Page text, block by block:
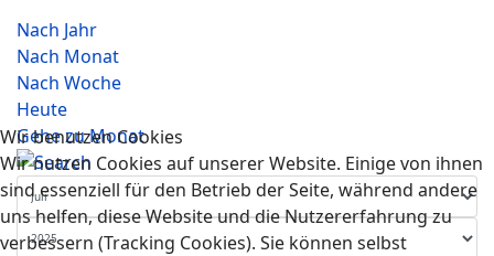
Nach Jahr
Nach Monat
Nach Woche
Heute
Gehe zu Monat
Wir benutzen Cookies
Wir nutzen Cookies auf unserer Website. Einige von ihnen
sind essenziell für den Betrieb der Seite, während andere
uns helfen, diese Website und die Nutzererfahrung zu
verbessern (Tracking Cookies). Sie können selbst